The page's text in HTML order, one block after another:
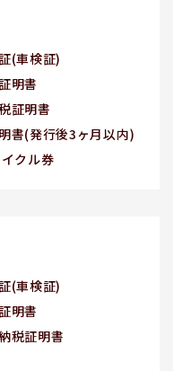
(車検証)
明書
証明書
書(発行後3ヶ月以内)
クル券
(車検証)
明書
税証明書